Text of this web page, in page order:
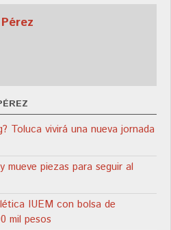
Toluca vivirá una nueva jornada
piezas para seguir al
IUEM con bolsa de
mil pesos